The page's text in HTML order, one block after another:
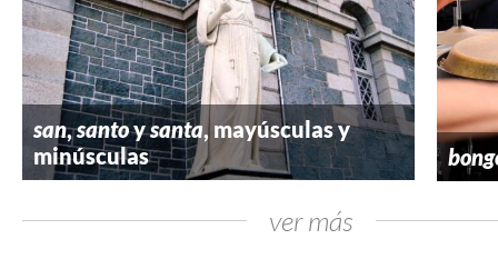
san,santoysanta, mayúsculas y
minúsculas
ver más